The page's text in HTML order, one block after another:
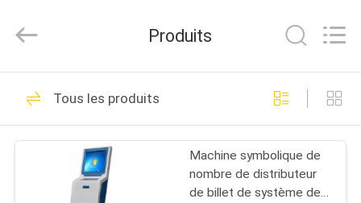
MAISON
PRODUITS
Co.,Ltd.
Developed
Système de queue
électronique
52
Produits
Tous les produits
Machine symbolique de
nombre de distributeur
de billet de système de